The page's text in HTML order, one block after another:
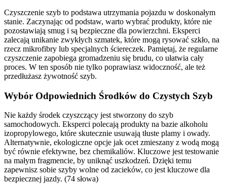
Czyszczenie szyb to podstawa utrzymania pojazdu w doskonałym
stanie. Zaczynając od podstaw, warto wybrać produkty, które nie
pozostawiają smug i są bezpieczne dla powierzchni. Eksperci
zalecają unikanie zwykłych szmatek, które mogą rysować szkło, na
rzecz mikrofibry lub specjalnych ściereczek. Pamiętaj, że regularne
czyszczenie zapobiega gromadzeniu się brudu, co ułatwia cały
proces. W ten sposób nie tylko poprawiasz widoczność, ale też
przedłużasz żywotność szyb.
Wybór Odpowiednich Środków do Czystych Szyb
Nie każdy środek czyszczący jest stworzony do szyb
samochodowych. Eksperci polecają produkty na bazie alkoholu
izopropylowego, które skutecznie usuwają tłuste plamy i owady.
Alternatywnie, ekologiczne opcje jak ocet zmieszany z wodą mogą
być równie efektywne, bez chemikaliów. Kluczowe jest testowanie
na małym fragmencie, by uniknąć uszkodzeń. Dzięki temu
zapewnisz sobie szyby wolne od zacieków, co jest kluczowe dla
bezpiecznej jazdy. (74 słowa)